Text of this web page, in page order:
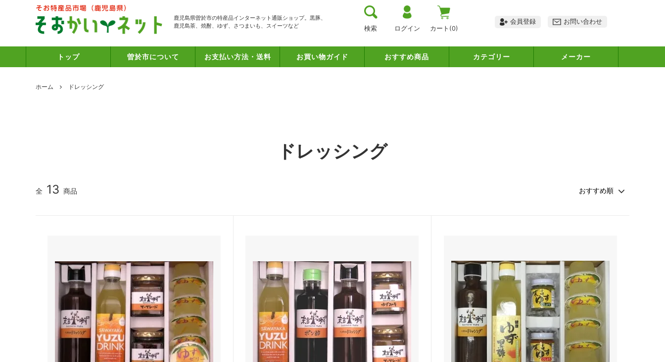
鹿児島県曽於市の特産品インターネット通販ショップ。黒豚、
鹿児島茶、焼酎、ゆず、さつまいも、スイーツなど
検索 ログイン カート(0)
会員登録 お問い合わせ
トップ 曽於市について お支払い方法・送料 お買い物ガイド おすすめ商品 カテゴリー メーカー
ホーム ドレッシング
ドレッシング
全 13 商品